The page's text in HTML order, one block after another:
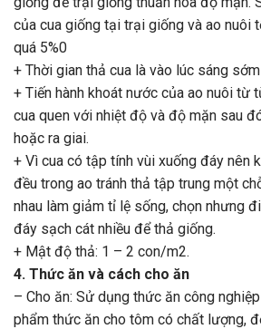
của cua giống tại trại giống và ao nuôi
quá 5%0
+ Thời gian thả cua là vào lúc sáng
+ Tiến hành khoát nước của ao nuôi từ
cua quen với nhiệt độ và độ mặn sau
hoặc ra giai.
+ Vì cua có tập tính vùi xuống đáy nên
đều trong ao tránh thả tập trung một
nhau làm giảm tỉ lệ sống, chọn nhưng
đáy sạch cát nhiều để thả giống.
+ Mật độ thả: 1 – 2 con/m2.
4. Thức ăn và cách cho ăn
– Cho ăn: Sử dụng thức ăn công
phẩm thức ăn cho tôm có chất lượng,